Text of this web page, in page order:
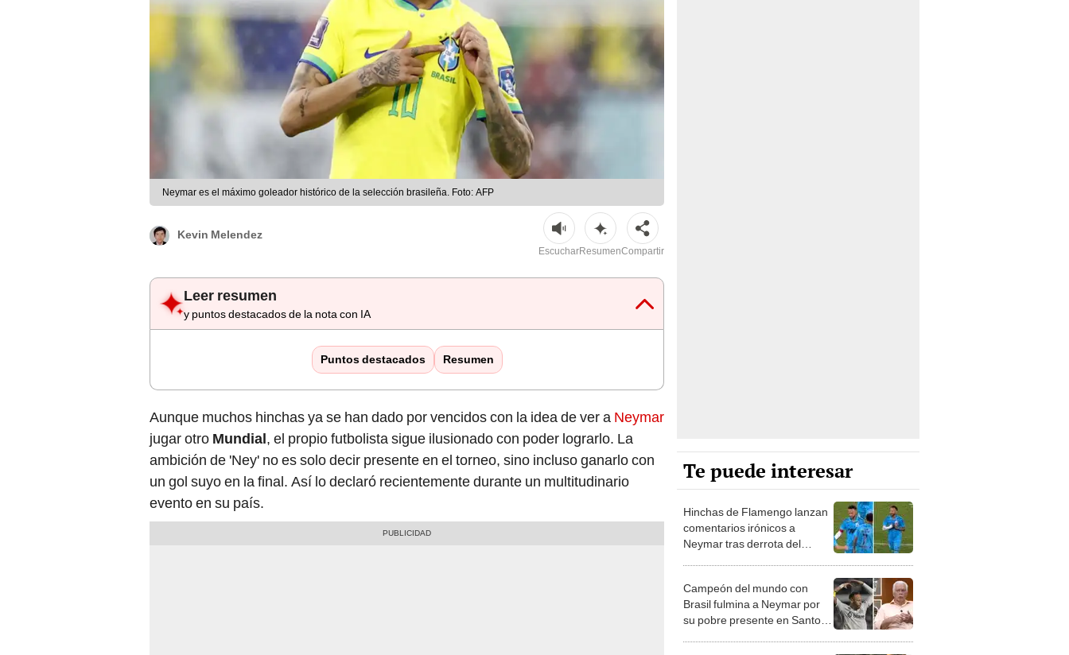
Neymar es el máximo goleador histórico de la selección brasileña. Foto: AFP
Kevin Melendez
EscucharResumenCompartir
Leer resumen
y puntos destacados de la nota con IA
Puntos destacados Resumen
Aunque muchos hinchas ya se han dado por vencidos con la idea de ver a Neymar
jugar otro Mundial, el propio futbolista sigue ilusionado con poder lograrlo. La
ambición de 'Ney' no es solo decir presente en el torneo, sino incluso ganarlo con
un gol suyo en la final. Así lo declaró recientemente durante un multitudinario
evento en su país.
Te puede interesar
Hinchas de Flamengo lanzan
comentarios irónicos a
Neymar tras derrota del
Campeón del mundo con
Brasil fulmina a Neymar por
su pobre presente en Santos: